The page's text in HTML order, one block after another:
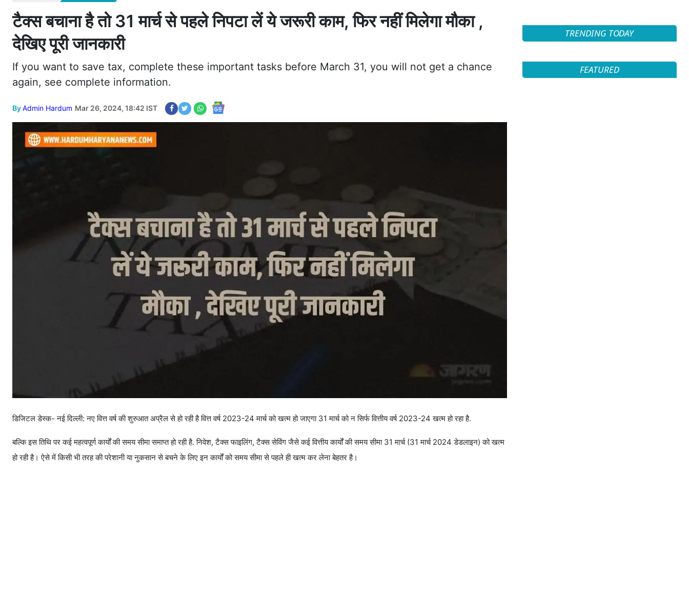
टैक्स बचाना है तो 31 मार्च से पहले निपटा लें ये जरूरी काम, फिर नहीं मिलेगा मौका ,
देखिए पूरी जानकारी
If you want to save tax, complete these important tasks before March 31, you will not get a chance
again, see complete information.
ByAdmin Hardum Mar 26, 2024, 18:42 IST
डिजिटल डेस्क- नई दिल्ली: नए वित्त वर्ष की शुरुआत अप्रैल से हो रही है वित्त वर्ष 2023-24 मार्च को खत्म हो जाएगा 31 मार्च को न सिर्फ वित्तीय वर्ष 2023-24 खत्म हो रहा है.
बल्कि इस तिथि पर कई महत्वपूर्ण कार्यों की समय सीमा समाप्त हो रही है. निवेश, टैक्स फाइलिंग, टैक्स सेविंग जैसे कई वित्तीय कार्यों की समय सीमा 31 मार्च (31 मार्च 2024 डेडलाइन) को खत्म
हो रही है। ऐसे में किसी भी तरह की परेशानी या नुकसान से बचने के लिए इन कार्यों को समय सीमा से पहले ही खत्म कर लेना बेहतर है।
TRENDING TODAY
FEATURED